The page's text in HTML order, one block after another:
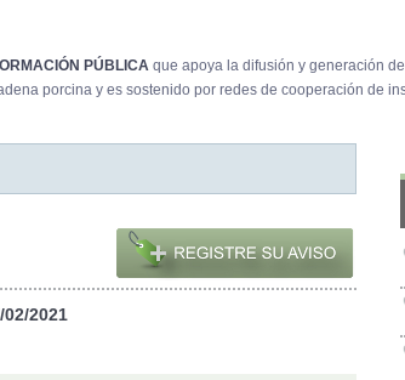
PÚBLICAque apoya la difusión y generación
porcina y es sostenido por redes de cooperación de
2021